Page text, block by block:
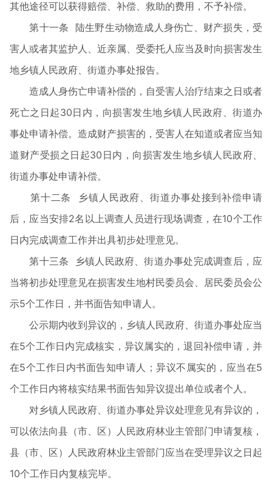
其他途径可以获得赔偿、补偿、救助的费用，不予补偿。
第十一条 陆生野生动物造成人身伤亡、财产损失，受
害人或者其监护人、近亲属、受委托人应当及时向损害发生
地乡镇人民政府、街道办事处报告。
造成人身伤亡申请补偿的，自受害人治疗结束之日或者
死亡之日起30日内，向损害发生地乡镇人民政府、街道办
事处申请补偿。造成财产损害的，受害人在知道或者应当知
道财产受损之日起30日内，向损害发生地乡镇人民政府、
街道办事处申请补偿。
第十二条 乡镇人民政府、街道办事处接到补偿申请
后，应当安排2名以上调查人员进行现场调查，在10个工作
日内完成调查工作并出具初步处理意见。
第十三条 乡镇人民政府、街道办事处完成调查后，应
当将初步处理意见在损害发生地村民委员会、居民委员会公
示5个工作日，并书面告知申请人。
公示期内收到异议的，乡镇人民政府、街道办事处应当
在5个工作日内完成核实，异议属实的，退回补偿申请，并
在5个工作日内书面告知申请人；异议不属实的，应当在5
个工作日内将核实结果书面告知异议提出单位或者个人。
对乡镇人民政府、街道办事处异议处理意见有异议的，
可以依法向县（市、区）人民政府林业主管部门申请复核，
县（市、区）人民政府林业主管部门应当在受理异议之日起
10个工作日内复核完毕。